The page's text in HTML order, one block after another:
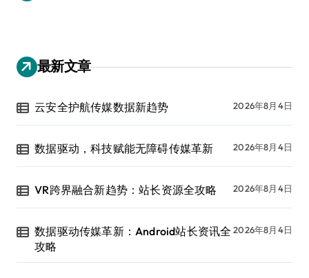
最新文章
云安全护航传媒数据新趋势 2026年8月4日
数据驱动，科技赋能无障碍传媒革新 2026年8月4日
VR跨界融合新趋势：站长资源全攻略 2026年8月4日
数据驱动传媒革新：Android站长资讯全
攻略
2026年8月4日